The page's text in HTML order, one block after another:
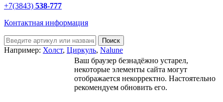
+7(3843) 538-777
Контактная информация
Например: Холст, Циркуль, Nalune
Ваш браузер безнадёжно устарел,
некоторые элементы сайта могут
отображается некорректно. Настоятельно
рекомендуем обновить его.